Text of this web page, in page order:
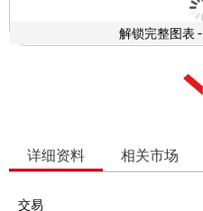
解锁完整图表 -
详细资料 相关市场